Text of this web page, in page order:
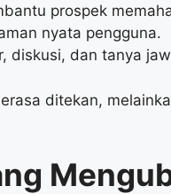
prospek
nyata pengguna.
diskusi, dan tanya
ditekan,